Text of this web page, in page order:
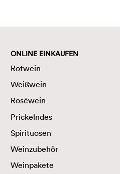
ONLINE EINKAUFEN
Rotwein
Weißwein
Roséwein
Prickelndes
Spirituosen
Weinzubehör
Weinpakete